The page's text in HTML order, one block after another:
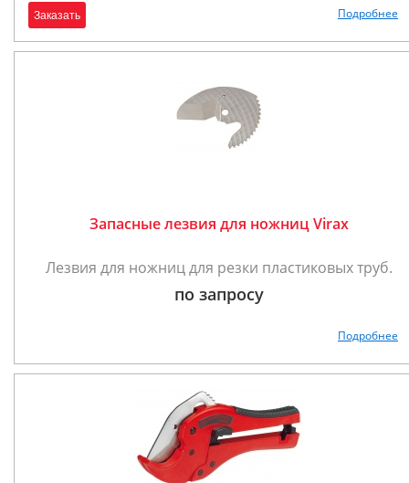
Заказать Подробнее
Запасные лезвия для ножниц Virax
Лезвия для ножниц для резки пластиковых труб.
по запросу
Подробнее